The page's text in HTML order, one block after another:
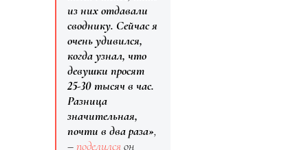
из них отдавали
своднику. Сейчас я
очень удивился,
когда узнал, что
девушки просят
25-30 тысяч в час.
Разница
значительная,
почти в два раза»,
–поделилсяон